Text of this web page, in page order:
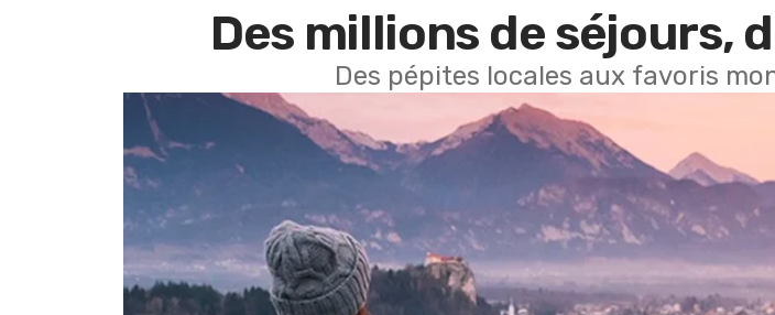
Des millions de séjours,
Des pépites locales aux favoris